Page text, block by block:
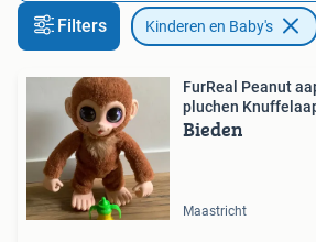
Filters Kinderen en Baby's
FurReal Peanut
pluchen
Bieden
Maastricht